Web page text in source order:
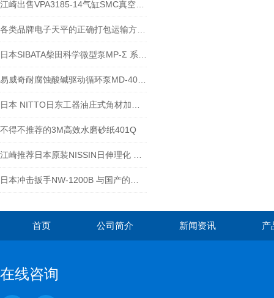
不得不推荐的3M高效水磨砂纸401Q
首页 公司简介 新闻资讯 产
在线咨询